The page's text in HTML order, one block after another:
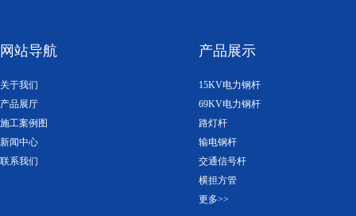
网站导航
关于我们
产品展厅
施工案例图
新闻中心
联系我们
产品展示
15KV电力钢杆
69KV电力钢杆
路灯杆
输电钢杆
交通信号杆
横担方管
更多>>